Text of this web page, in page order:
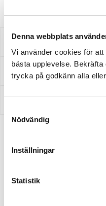
Denna webbplats
Vi använder cookies för
bästa upplevelse.
trycka på godkänn alla
Nödvändig
Inställningar
Statistik
Fråga om produkt